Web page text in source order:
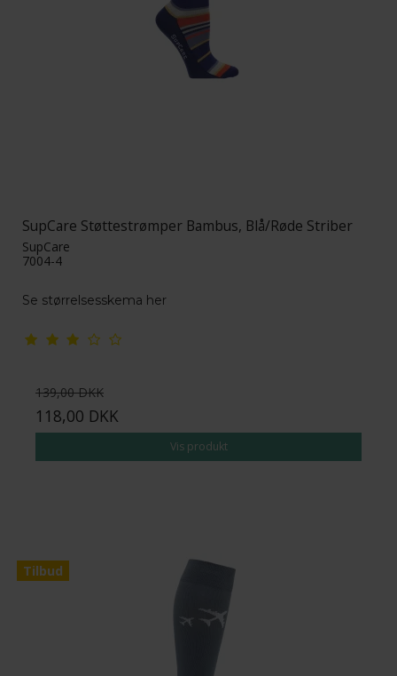
SupCare Støttestrømper Bambus, Blå/Røde Striber
SupCare
7004-4
Se størrelsesskema her
139,00 DKK
118,00 DKK
Vis produkt
Tilbud